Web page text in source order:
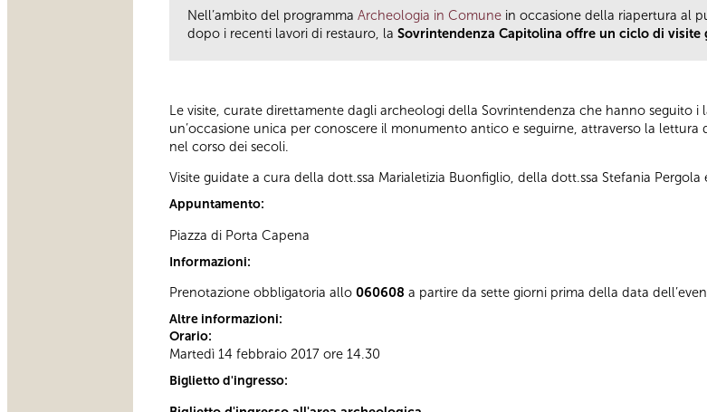
Nell’ambito del programma Archeologia in Comune in occasione della riapertura al
dopo i recenti lavori di restauro, la Sovrintendenza Capitolina offre un ciclo di
Le visite, curate direttamente dagli archeologi della Sovrintendenza che hanno seguito
un’occasione unica per conoscere il monumento antico e seguirne, attraverso la
nel corso dei secoli.
Visite guidate a cura della dott.ssa Marialetizia Buonfiglio, della dott.ssa Stefania
Appuntamento:
Piazza di Porta Capena
Informazioni:
Prenotazione obbligatoria allo 060608 a partire da sette giorni prima della data
Altre informazioni:
Orario:
Martedì 14 febbraio 2017 ore 14.30
Biglietto d'ingresso: